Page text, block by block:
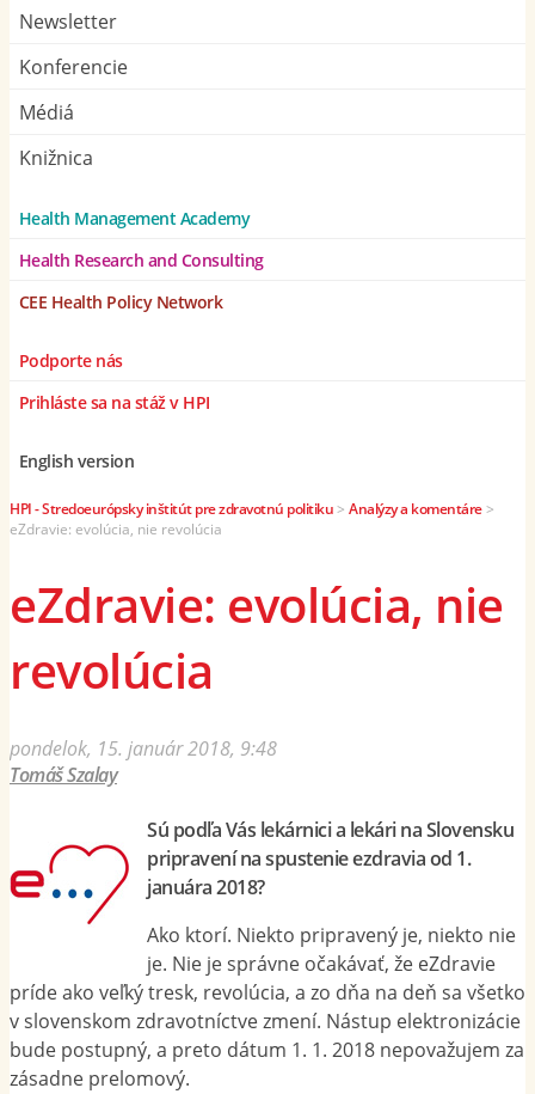
Newsletter
Konferencie
Médiá
Knižnica
Health Management Academy
Health Research and Consulting
CEE Health Policy Network
Podporte nás
Prihláste sa na stáž v HPI
English version
HPI - Stredoeurópsky inštitút pre zdravotnú politiku> Analýzy a komentáre>
eZdravie: evolúcia, nie revolúcia
eZdravie: evolúcia, nie
revolúcia
pondelok, 15. január 2018, 9:48
Tomáš Szalay
Sú podľa Vás lekárnici a lekári na Slovensku
pripravení na spustenie ezdravia od 1.
januára 2018?
Ako ktorí. Niekto pripravený je, niekto nie
je. Nie je správne očakávať, že eZdravie
príde ako veľký tresk, revolúcia, a zo dňa na deň sa všetko
v slovenskom zdravotníctve zmení. Nástup elektronizácie
bude postupný, a preto dátum 1. 1. 2018 nepovažujem za
zásadne prelomový.